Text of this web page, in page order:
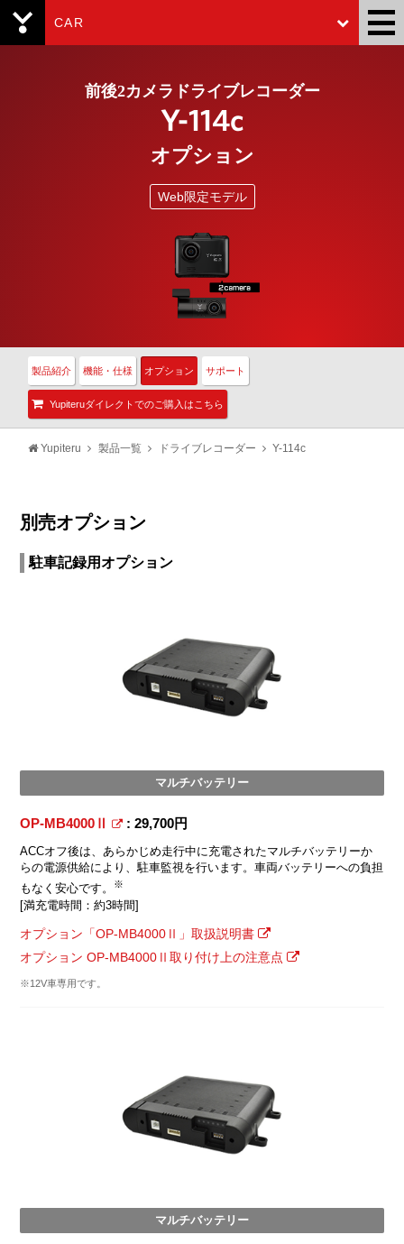
CAR
前後2カメラドライブレコーダー
Y-114c
オプション
Web限定モデル
製品紹介 機能・仕様 オプション サポート
Yupiteruダイレクトでのご購入はこちら
Yupiteru 製品一覧 ドライブレコーダー Y-114c
別売オプション
駐車記録用オプション
マルチバッテリー
OP-MB4000Ⅱ : 29,700円
ACCオフ後は、あらかじめ走行中に充電されたマルチバッテリーか
らの電源供給により、駐車監視を行います。車両バッテリーへの負担
もなく安心です。
※
[満充電時間：約3時間]
オプション「OP-MB4000Ⅱ」取扱説明書
オプション OP-MB4000Ⅱ取り付け上の注意点
※12V車専用です。
マルチバッテリー